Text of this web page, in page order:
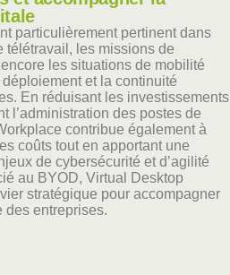
particulièrement pertinent dans
télétravail, les missions de
les situations de mobilité
et la continuité
En réduisant les investissements
l’administration des postes de
contribue également à
coûts tout en apportant une
de cybersécurité et d’agilité
au BYOD, Virtual Desktop
stratégique pour accompagner
des entreprises.